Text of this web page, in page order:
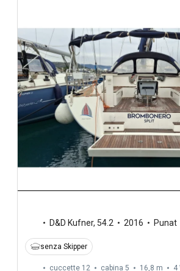
D&D Kufner, 54.2 2016 Punat
senza Skipper
cuccette 12 cabina 5 16,8 m 4